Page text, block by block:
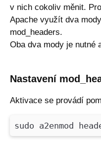
v nich cokoliv měnit.
Apache využít dva
mod_headers.
Oba dva mody je nutné
Nastavení
Aktivace se provádí
sudo a2enmod